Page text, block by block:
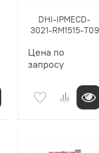
DHI-IPMECD-
3021-RM1515-T09
Цена по
запросу